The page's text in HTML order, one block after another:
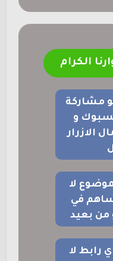
الكرام
مشاركة
و
الازرار
لا
في
من بعيد
رابط لا